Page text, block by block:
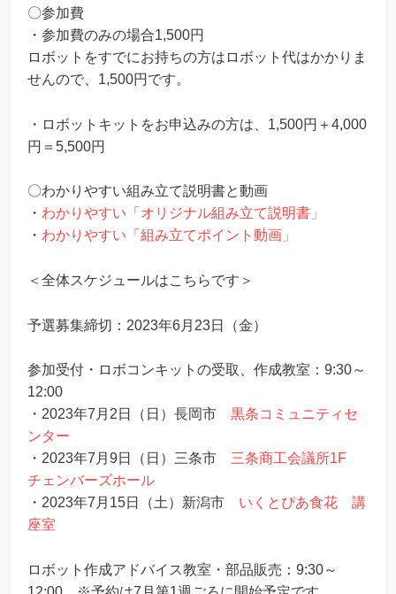
〇参加費
・参加費のみの場合1,500円
ロボットをすでにお持ちの方はロボット代はかかりま
せんので、1,500円です。
・ロボットキットをお申込みの方は、1,500円＋4,000
円＝5,500円
〇わかりやすい組み立て説明書と動画
・ わかりやすい「オリジナル組み立て説明書」
・ わかりやすい「組み立てポイント動画」
＜全体スケジュールはこちらです＞
予選募集締切：2023年6月23日（金）
参加受付・ロボコンキットの受取、作成教室：9:30～
12:00
・2023年7月2日（日）長岡市 黒条コミュニティセ
ンター
・2023年7月9日（日）三条市 三条商工会議所1F
チェンバーズホール
・2023年7月15日（土）新潟市 いくとぴあ食花 講
座室
ロボット作成アドバイス教室・部品販売：9:30～